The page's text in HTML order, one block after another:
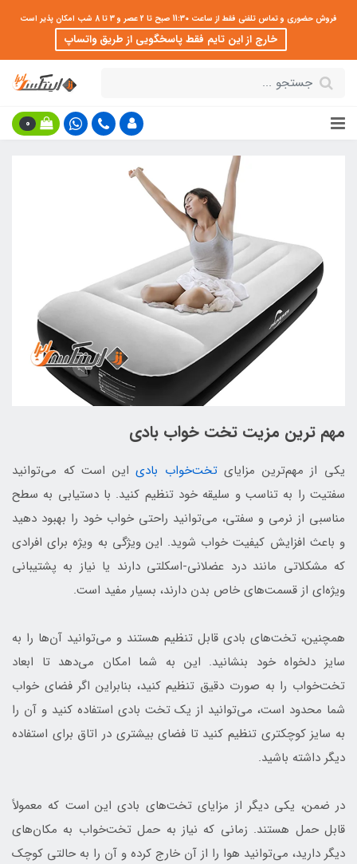
فروش حضوری و تماس تلفنی فقط از ساعت 11:30 صبح تا 2 عصر و 3 تا 8 شب امکان پذیر است
خارج از این تایم فقط پاسخگویی از طریق واتساپ
0
مهم ترین مزیت تخت خواب بادی
یکی از مهم‌ترین مزایایتخت‌خواب بادیاین است که می‌توانید
سفتیت را به تناسب و سلیقه خود تنظیم کنید. با دستیابی به سطح
مناسبی از نرمی و سفتی، می‌توانید راحتی خواب خود را بهبود دهید
و باعث افزایش کیفیت خواب شوید. این ویژگی به ویژه برای افرادی
که مشکلاتی مانند درد عضلانی-اسکلتی دارند یا نیاز به پشتیبانی
ویژه‌ای از قسمت‌های خاص بدن دارند، بسیار مفید است.
همچنین، تخت‌های بادی قابل تنظیم هستند و می‌توانید آن‌ها را به
سایز دلخواه خود بنشانید. این به شما امکان می‌دهد تا ابعاد
تخت‌خواب را به صورت دقیق تنظیم کنید، بنابراین اگر فضای خواب
شما محدود است، می‌توانید از یک تخت بادی استفاده کنید و آن را
به سایز کوچکتری تنظیم کنید تا فضای بیشتری در اتاق برای استفاده
دیگر داشته باشید.
در ضمن، یکی دیگر از مزایای تخت‌های بادی این است که معمولاً
قابل حمل هستند. زمانی که نیاز به حمل تخت‌خواب به مکان‌های
دیگر دارید، می‌توانید هوا را از آن خارج کرده و آن را به حالتی کوچک